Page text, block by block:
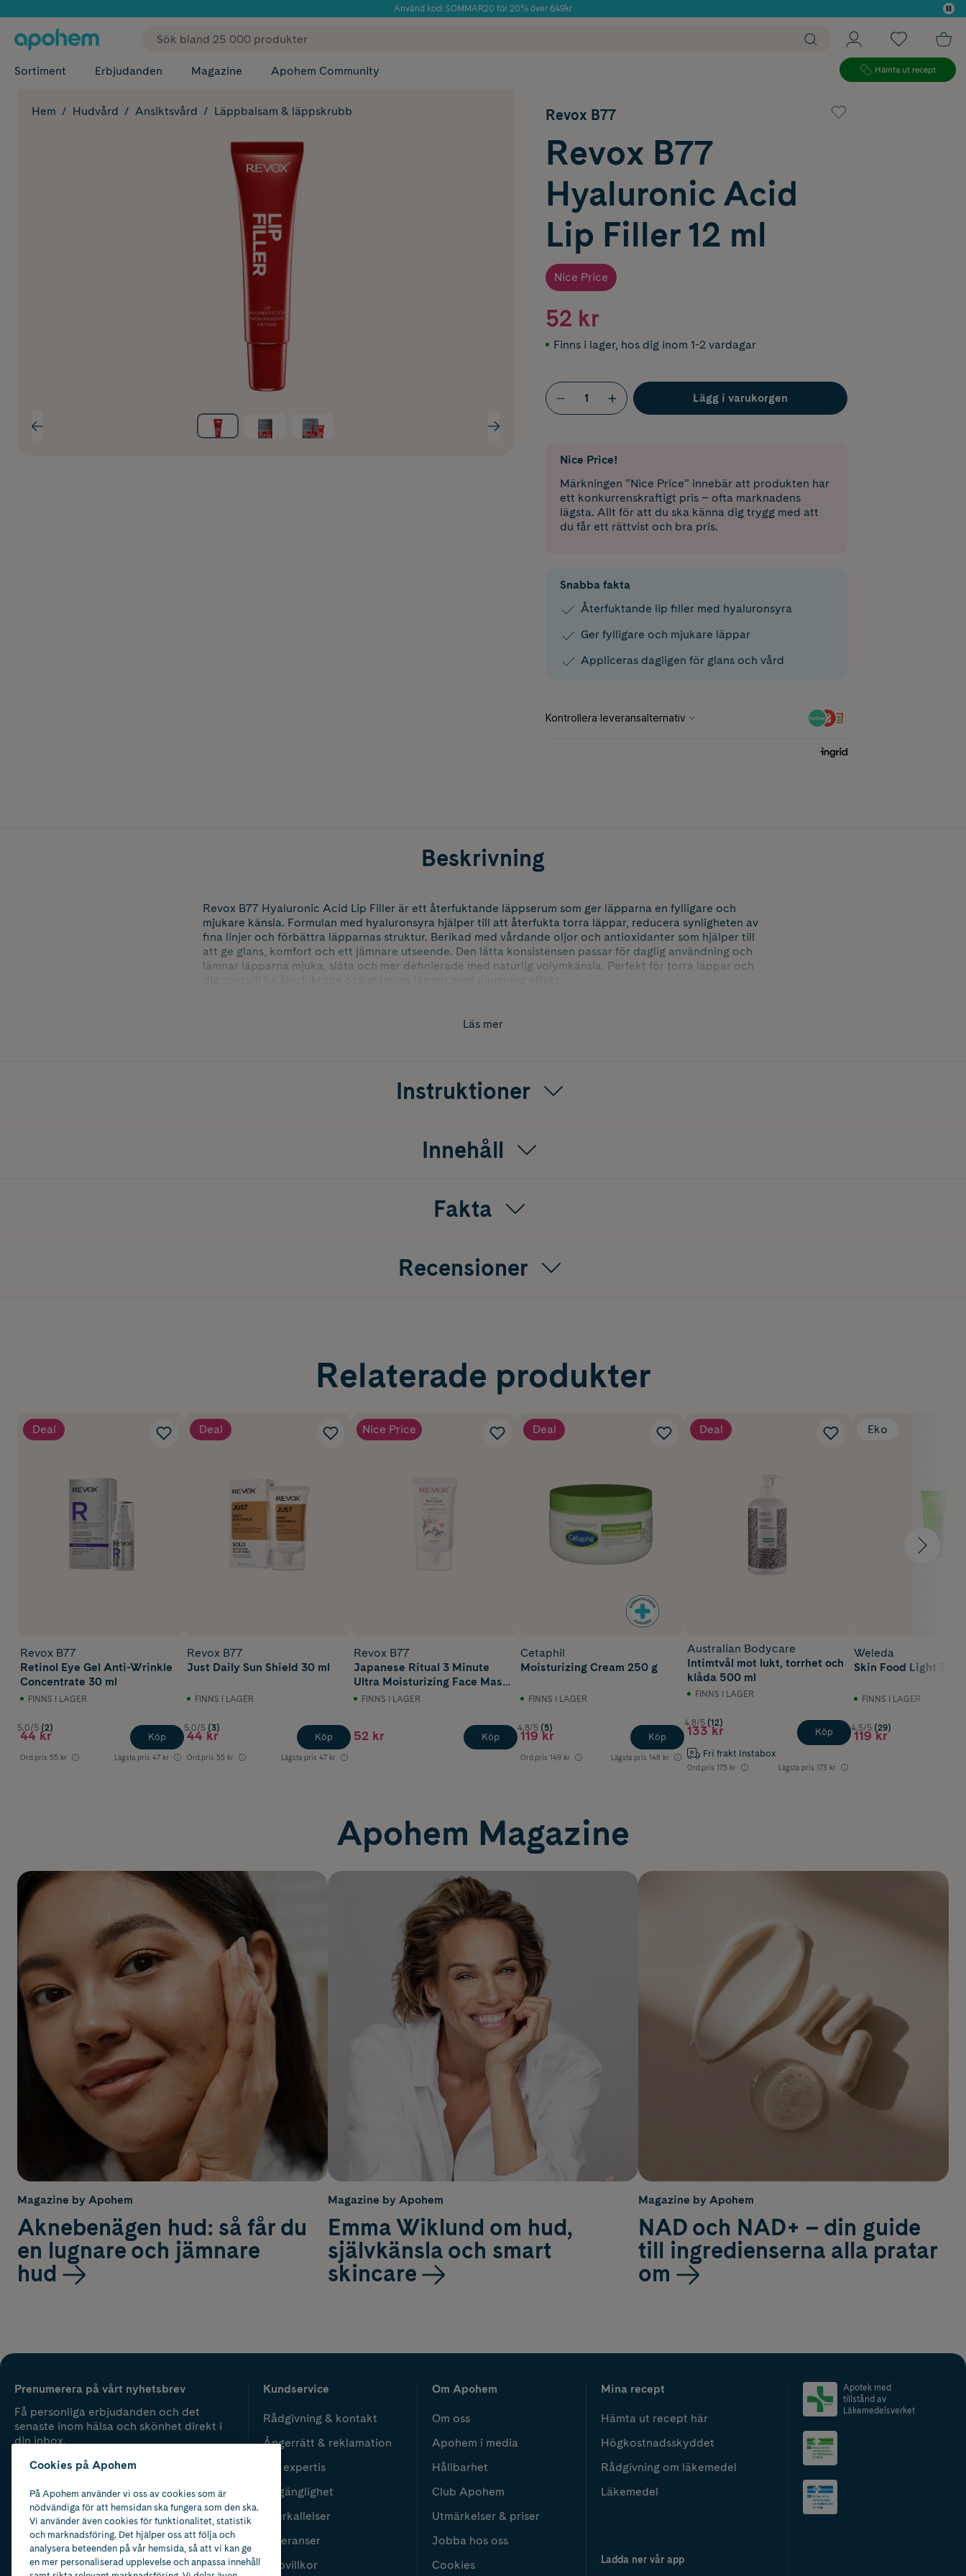
Använd kod: SOMMAR20 för 20% över 649kr
✓ Fri frakt
Sortiment Erbjudanden Magazine Apohem Community Hämta ut recept
Hem Hudvård Ansiktsvård Läppbalsam & läppskrubb Revox B77
Revox B77
Hyaluronic Acid
Lip Filler 12 ml
Nice Price
52 kr
Finns i lager, hos dig inom 1-2 vardagar
Lägg i varukorgen
Nice Price!
Märkningen “Nice Price” innebär att produkten har
ett konkurrenskraftigt pris – ofta marknadens
lägsta. Allt för att du ska känna dig trygg med att
du får ett rättvist och bra pris.
Snabba fakta
Återfuktande lip filler med hyaluronsyra
Ger fylligare och mjukare läppar
Appliceras dagligen för glans och vård
Beskrivning
Revox B77 Hyaluronic Acid Lip Filler är ett återfuktande läppserum som ger läpparna en fylligare och
mjukare känsla. Formulan med hyaluronsyra hjälper till att återfukta torra läppar, reducera synligheten av
fina linjer och förbättra läpparnas struktur. Berikad med vårdande oljor och antioxidanter som hjälper till
att ge glans, komfort och ett jämnare utseende. Den lätta konsistensen passar för daglig användning och
lämnar läpparna mjuka, släta och mer definierade med naturlig volymkänsla. Perfekt för torra läppar och
dig som vill ha återfuktade och glansiga läppar med plumping effekt.
Läs mer
Instruktioner
Innehåll
Fakta
Recensioner
Relaterade produkter
Deal
Revox B77
Retinol Eye Gel Anti-Wrinkle
Concentrate 30 ml
FINNS I LAGER
5.0/5 (2)
44 kr
Ord.pris 55 kr Lägsta pris 47 kr
Köp
Deal
Revox B77
Just Daily Sun Shield 30 ml
FINNS I LAGER
5.0/5 (3)
44 kr
Ord.pris 55 kr Lägsta pris 47 kr
Köp
Nice Price
Revox B77
Japanese Ritual 3 Minute
Ultra Moisturizing Face Mask
30 ml
FINNS I LAGER
52 kr Köp
Deal
Cetaphil
Moisturizing Cream 250 g
FINNS I LAGER
4.8/5 (5)
119 kr
Ord.pris 149 kr Lägsta pris 148 kr
Köp
Deal
Australian Bodycare
Intimtvål mot lukt, torrhet och
klåda 500 ml
FINNS I LAGER
4.8/5 (12)
133 kr
Fri frakt Instabox
Ord.pris 175 kr Lägsta pris 173 kr
Köp
Eko
Weleda
Skin Food Light 75
FINNS I LAGER
4.5/5 (29)
119 kr
Apohem Magazine
Magazine by Apohem
Aknebenägen hud: så får du
en lugnare och jämnare
hud
Magazine by Apohem
Emma Wiklund om hud,
självkänsla och smart
skincare
Magazine by Apohem
NAD och NAD+ – din guide
till ingredienserna alla pratar
om
Prenumerera på vårt nyhetsbrev
Få personliga erbjudanden och det
senaste inom hälsa och skönhet direkt i
din inbox.
Kundservice
Rådgivning & kontakt
Ångerrätt & reklamation
Vår expertis
Tillgänglighet
Återkallelser
Leveranser
Köpvillkor
Om Apohem
Om oss
Apohem i media
Hållbarhet
Club Apohem
Utmärkelser & priser
Jobba hos oss
Cookies
Mina recept
Hämta ut recept här
Högkostnadsskyddet
Rådgivning om läkemedel
Läkemedel
Ladda ner vår app
Apotek med
tillstånd av
Läkemedelsverket
Cookies på Apohem
På Apohem använder vi oss av cookies som är
nödvändiga för att hemsidan ska fungera som den ska.
Vi använder även cookies för funktionalitet, statistik
och marknadsföring. Det hjälper oss att följa och
analysera beteenden på vår hemsida, så att vi kan ge
en mer personaliserad upplevelse och anpassa innehåll